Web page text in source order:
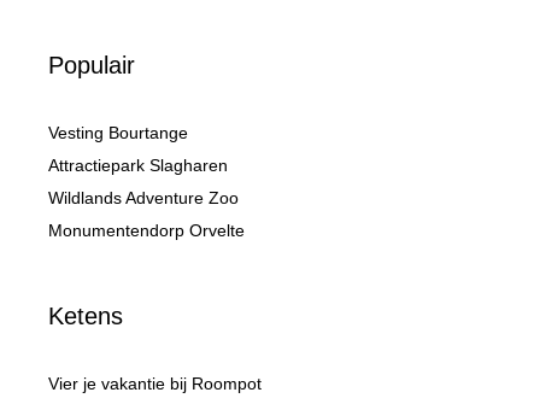
Populair
Vesting Bourtange
Attractiepark Slagharen
Wildlands Adventure Zoo
Monumentendorp Orvelte
Ketens
Vier je vakantie bij Roompot